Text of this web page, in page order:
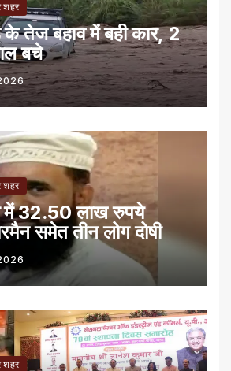
शहर
तेज बहाव में बही कार, 2
बचे
शहर
में 32.50 लाख रुपये
समेत तीन लोग दोषी
शहर